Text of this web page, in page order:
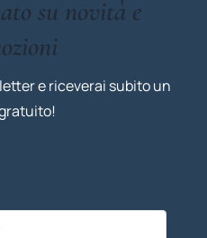
su novità e
e riceverai subito un